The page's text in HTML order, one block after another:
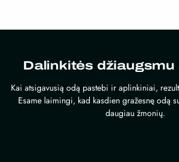
Dalinkitės džiaugsmu
Kai atsigavusią odą pastebi ir aplinkiniai,
Esame laimingi, kad kasdien gražesnę odą
daugiau žmonių.